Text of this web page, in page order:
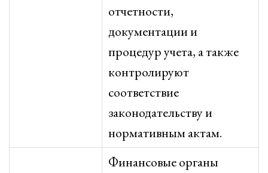
отчетности,
документации и
процедур учета, а также
контролируют
соответствие
законодательству и
нормативным актам.
Финансовые органы